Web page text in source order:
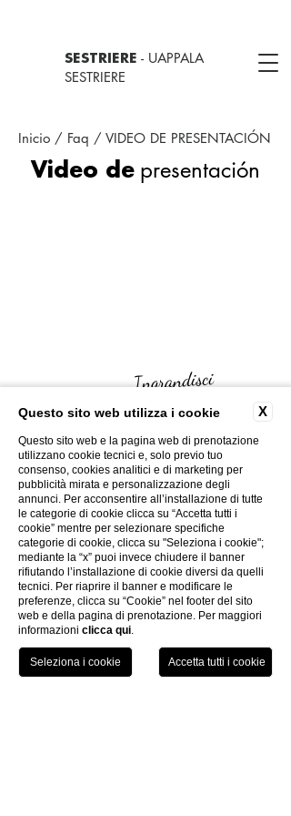
SESTRIERE - UAPPALA
SESTRIERE
Inicio / Faq / VIDEO DE PRESENTACIÓN
Video de presentación
Ingrandisci
CONTACTOS
GALERÍA DE FOTOS
CREATIVIDAD
POLÍTICA DE PRIVACIDAD
POLÍTICA DE COOKIES
EL GRUPO
TRABAJA CON NOSOTROS
FACTURACIÓN ELECTRÓNICA
INFORMACIÓN DE COVID-19
X
Questo sito web utilizza i cookie
Questo sito web e la pagina web di prenotazione
utilizzano cookie tecnici e, solo previo tuo
consenso, cookies analitici e di marketing per
pubblicità mirata e personalizzazione degli
annunci. Per acconsentire all’installazione di tutte
le categorie di cookie clicca su “Accetta tutti i
cookie” mentre per selezionare specifiche
categorie di cookie, clicca su "Seleziona i cookie";
mediante la “x” puoi invece chiudere il banner
rifiutando l’installazione di cookie diversi da quelli
tecnici. Per riaprire il banner e modificare le
preferenze, clicca su “Cookie” nel footer del sito
web e della pagina di prenotazione. Per maggiori
informazioni clicca qui.